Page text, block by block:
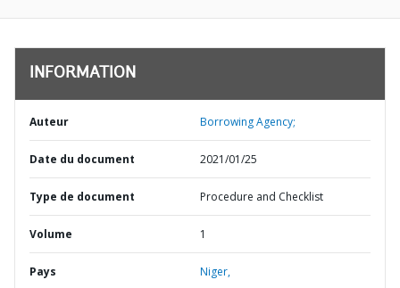
INFORMATION
Auteur Borrowing Agency;
Date du document 2021/01/25
Type de document Procedure and Checklist
Volume 1
Pays Niger,